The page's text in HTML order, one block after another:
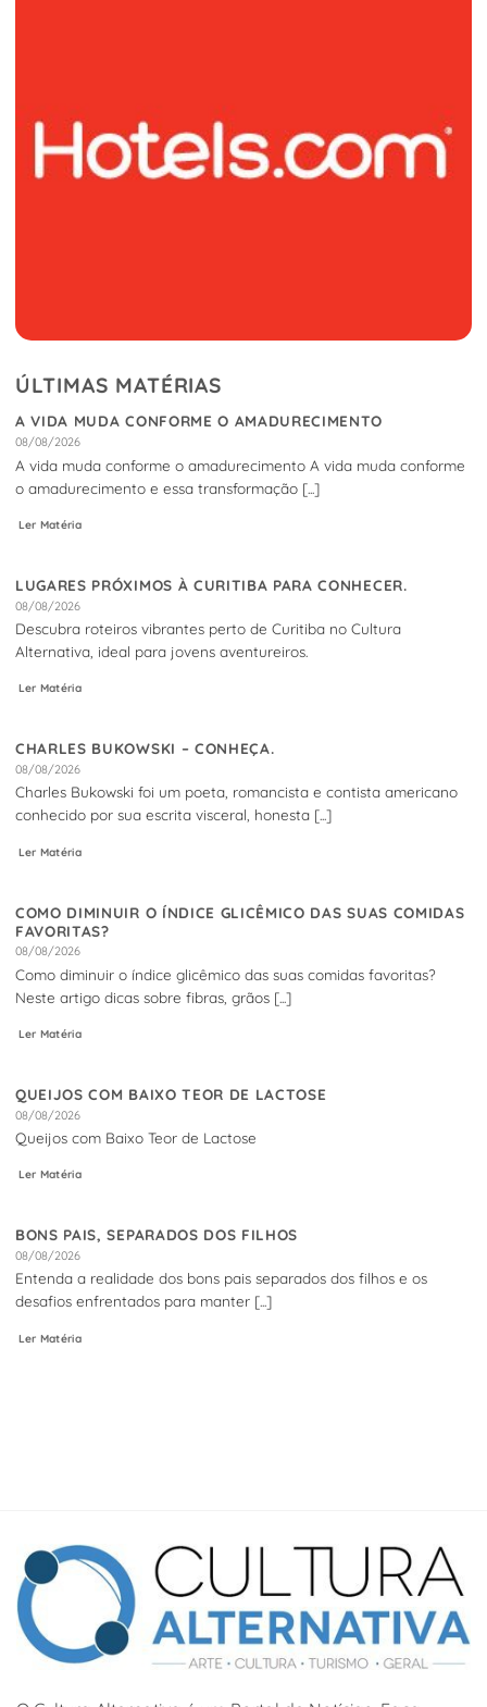
ÚLTIMAS MATÉRIAS
A VIDA MUDA CONFORME O AMADURECIMENTO
08/08/2026
A vida muda conforme o amadurecimento A vida muda conforme
o amadurecimento e essa transformação [...]
Ler Matéria
LUGARES PRÓXIMOS À CURITIBA PARA CONHECER.
08/08/2026
Descubra roteiros vibrantes perto de Curitiba no Cultura
Alternativa, ideal para jovens aventureiros.
Ler Matéria
CHARLES BUKOWSKI – CONHEÇA.
08/08/2026
Charles Bukowski foi um poeta, romancista e contista americano
conhecido por sua escrita visceral, honesta [...]
Ler Matéria
COMO DIMINUIR O ÍNDICE GLICÊMICO DAS SUAS COMIDAS
FAVORITAS?
08/08/2026
Como diminuir o índice glicêmico das suas comidas favoritas?
Neste artigo dicas sobre fibras, grãos [...]
Ler Matéria
QUEIJOS COM BAIXO TEOR DE LACTOSE
08/08/2026
Queijos com Baixo Teor de Lactose
Ler Matéria
BONS PAIS, SEPARADOS DOS FILHOS
08/08/2026
Entenda a realidade dos bons pais separados dos filhos e os
desafios enfrentados para manter [...]
Ler Matéria